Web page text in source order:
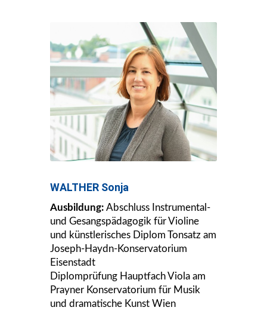
WALTHER Sonja
Ausbildung: Abschluss Instrumental-
und Gesangspädagogik für Violine
und künstlerisches Diplom Tonsatz am
Joseph-Haydn-Konservatorium
Eisenstadt
Diplomprüfung Hauptfach Viola am
Prayner Konservatorium für Musik
und dramatische Kunst Wien